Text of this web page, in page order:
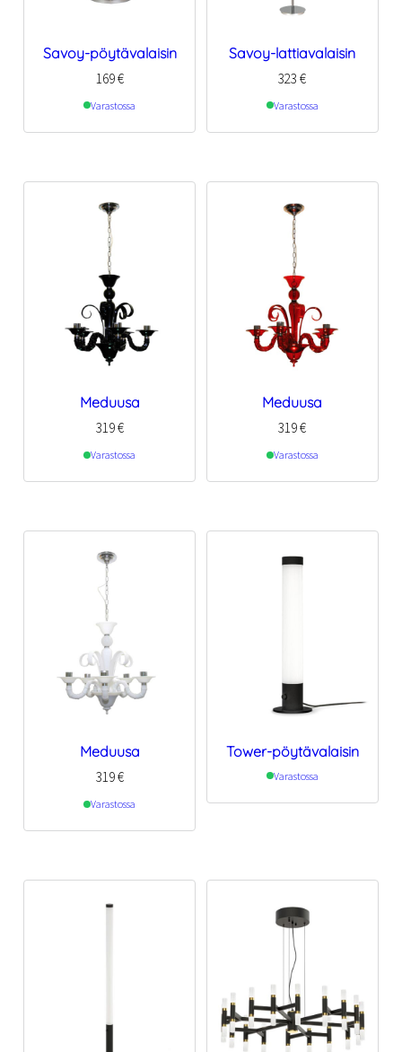
Savoy-pöytävalaisin
169€
Varastossa
Savoy-lattiavalaisin
323€
Varastossa
Meduusa
319€
Varastossa
Meduusa
319€
Varastossa
Meduusa
319€
Varastossa
Tower-pöytävalaisin
Varastossa